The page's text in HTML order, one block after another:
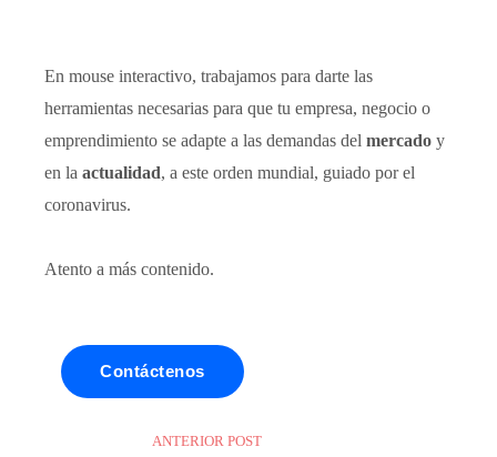
En mouse interactivo, trabajamos para darte las
herramientas necesarias para que tu empresa, negocio o
emprendimiento se adapte a las demandas del mercado y
en la actualidad, a este orden mundial, guiado por el
coronavirus.
Atento a más contenido.
Contáctenos
ANTERIOR POST